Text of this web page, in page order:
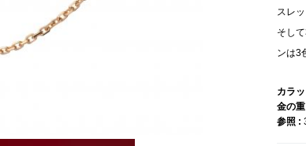
スレ
そし
ンは3
カラッ
金の重
参照